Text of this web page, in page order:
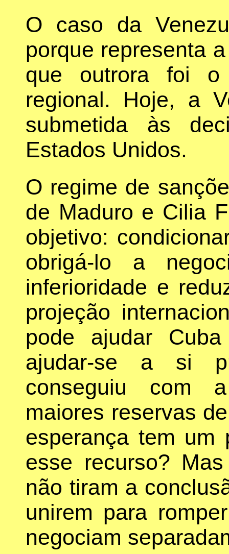
O caso da
porque representa
que outrora foi o
regional. Hoje, a
submetida às
Estados Unidos.
O regime de
de Maduro e Cilia
objetivo:
obrigá-lo a
inferioridade e
projeção
pode ajudar
ajudar-se a si
conseguiu com
maiores reservas
esperança tem um
esse recurso?
não tiram a
unirem para
negociam